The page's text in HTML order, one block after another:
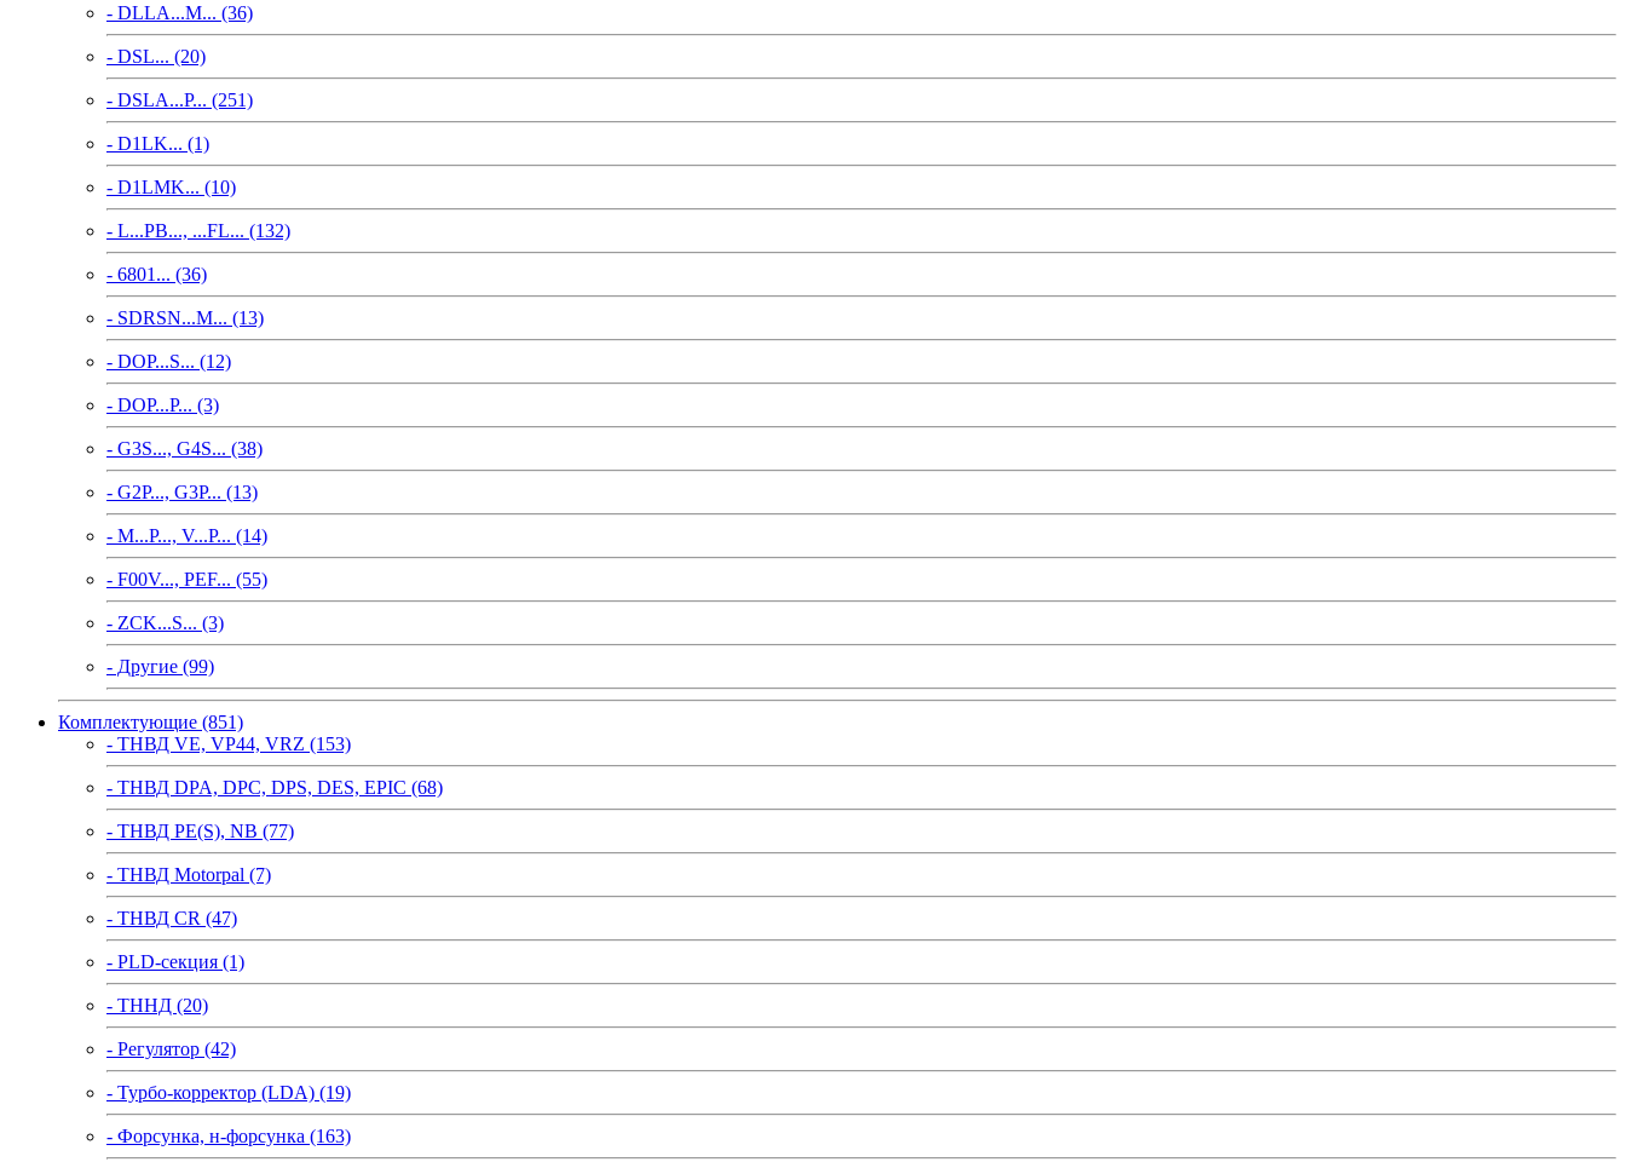
- DLLA...M... (36)
- DSL... (20)
- DSLA...P... (251)
- D1LK... (1)
- D1LMK... (10)
- L...PB..., ...FL... (132)
- 6801... (36)
- SDRSN...M... (13)
- DOP...S... (12)
- DOP...P... (3)
- G3S..., G4S... (38)
- G2P..., G3P... (13)
- M...P..., V...P... (14)
- F00V..., PEF... (55)
- ZCK...S... (3)
- Другие (99)
Комплектующие (851)
- ТНВД VE, VP44, VRZ (153)
- ТНВД DPA, DPC, DPS, DES, EPIC (68)
- ТНВД PE(S), NB (77)
- ТНВД Motorpal (7)
- ТНВД CR (47)
- PLD-секция (1)
- ТННД (20)
- Регулятор (42)
- Турбо-корректор (LDA) (19)
- Форсунка, н-форсунка (163)